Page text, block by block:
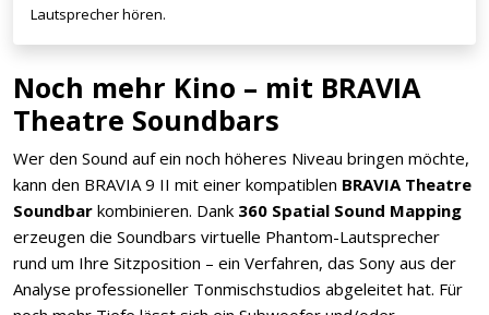
Lautsprecher hören.
Noch mehr Kino – mit BRAVIA
Theatre Soundbars
Wer den Sound auf ein noch höheres Niveau bringen möchte,
kann den BRAVIA 9 II mit einer kompatiblen BRAVIA Theatre
Soundbar kombinieren. Dank 360 Spatial Sound Mapping
erzeugen die Soundbars virtuelle Phantom-Lautsprecher
rund um Ihre Sitzposition – ein Verfahren, das Sony aus der
Analyse professioneller Tonmischstudios abgeleitet hat. Für